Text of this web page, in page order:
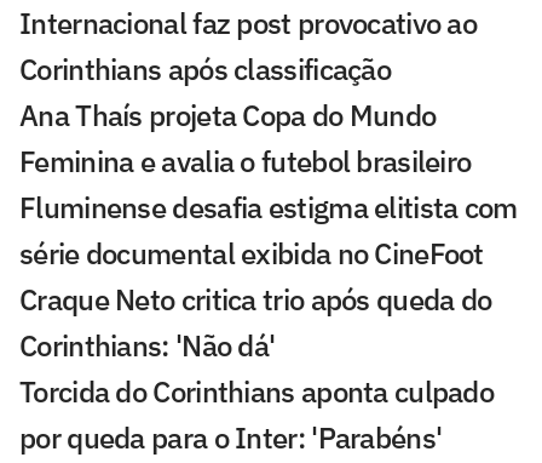
Internacional faz post provocativo ao
Corinthians após classificação
Ana Thaís projeta Copa do Mundo
Feminina e avalia o futebol brasileiro
Fluminense desafia estigma elitista com
série documental exibida no CineFoot
Craque Neto critica trio após queda do
Corinthians: 'Não dá'
Torcida do Corinthians aponta culpado
por queda para o Inter: 'Parabéns'